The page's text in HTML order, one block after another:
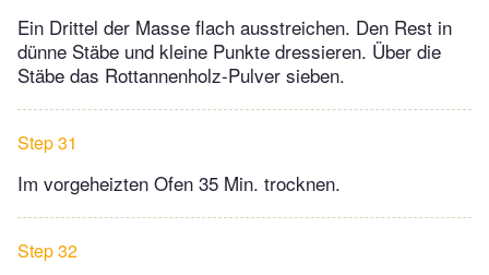
Ein Drittel der Masse flach ausstreichen. Den Rest in
dünne Stäbe und kleine Punkte dressieren. Über die
Stäbe das Rottannenholz-Pulver sieben.
Step 31
Im vorgeheizten Ofen 35 Min. trocknen.
Step 32